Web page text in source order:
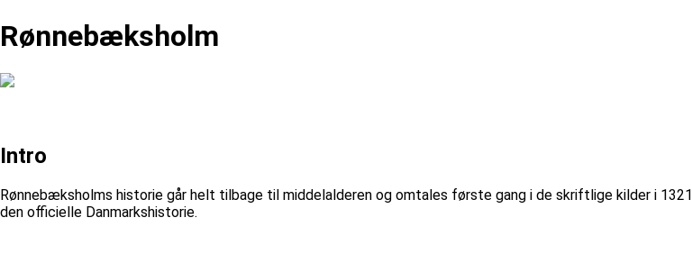
Rønnebæksholm
Intro
Rønnebæksholms historie går helt tilbage til middelalderen og omtales første gang i de skriftlige kilder i
den officielle Danmarkshistorie.